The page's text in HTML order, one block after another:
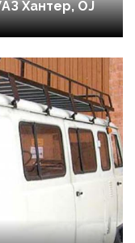
Хантер, OJ